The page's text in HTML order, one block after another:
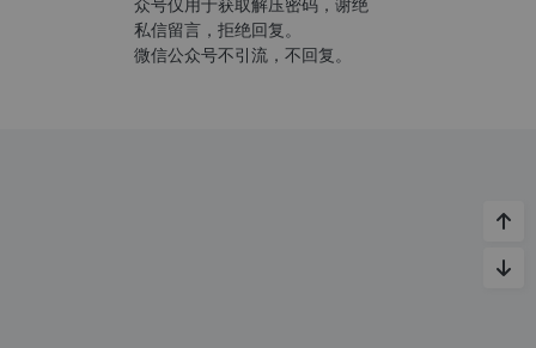
私信留言，拒绝回复。
微信公众号不引流，不回复。